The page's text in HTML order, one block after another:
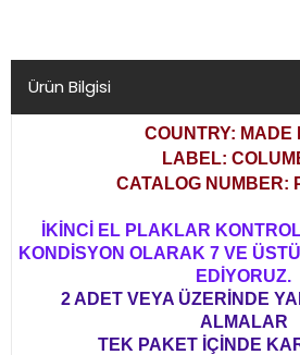
Ürün Bilgisi
COUNTRY: MADE
LABEL:
CATALOG NUMBER:
İKİNCİ EL PLAKLAR
KONDİSYON OLARAK 7 VE
EDİYORUZ.
2 ADET VEYA ÜZERİNDE
ALMALAR
TEK PAKET İÇİNDE